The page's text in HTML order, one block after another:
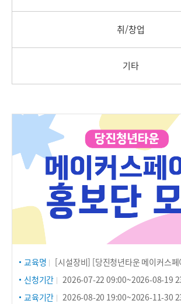
취/창업
기타
교육명
[시설장비] [당진청년타운 메이커스
신청기간
2026-07-22 09:00~2026-08-19
교육기간
2026-08-20 19:00~2026-11-30